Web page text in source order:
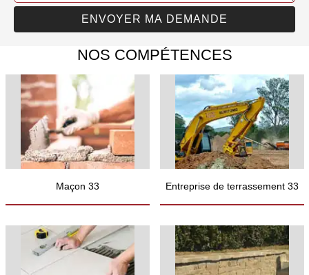
NOS COMPÉTENCES
Maçon 33 Entreprise de terrassement 33